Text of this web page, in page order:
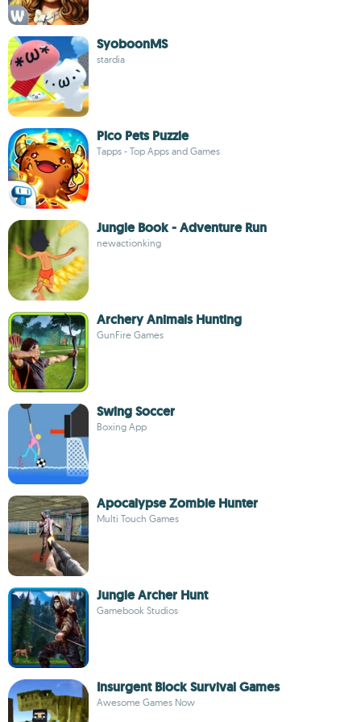
SyoboonMS
stardia
Pico Pets Puzzle
Tapps - Top Apps and Games
Jungle Book - Adventure Run
newactionking
Archery Animals Hunting
GunFire Games
Swing Soccer
Boxing App
Apocalypse Zombie Hunter
Multi Touch Games
Jungle Archer Hunt
Gamebook Studios
Insurgent Block Survival Games
Awesome Games Now